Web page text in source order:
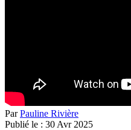
ParPauline Rivière
Publié le : 30 Avr 2025